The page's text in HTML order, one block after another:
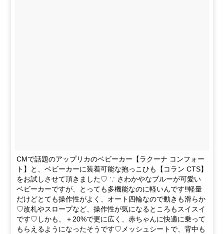
CMで話題のアップリカのベビーカー【ラクーナ コンフォー
ト】と、ベビーカーに装着可能な抱っこひも【コラン CTS】
をお試しさせて頂きました♡ ∵ さわかやなブルーが可愛い
ベビーカーですが、とっても多機能なのに軽いんです‼︎軽量
だけどとても操作性がよく、オート四輪なので動きも滑らか
♡改札やスロープなど、操作性が気になるところもスイスイ
です♡しかも、＋20%で更に広く、赤ちゃんに快適に乗って
もらえるようになったそうです♡メッシュシートで、背中も